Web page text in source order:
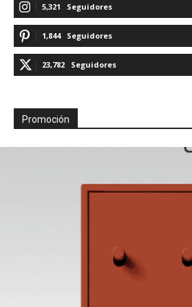
5,321 Seguidores
1,844 Seguidores
23,782 Seguidores
Promoción